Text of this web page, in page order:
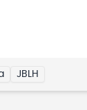
JBLH